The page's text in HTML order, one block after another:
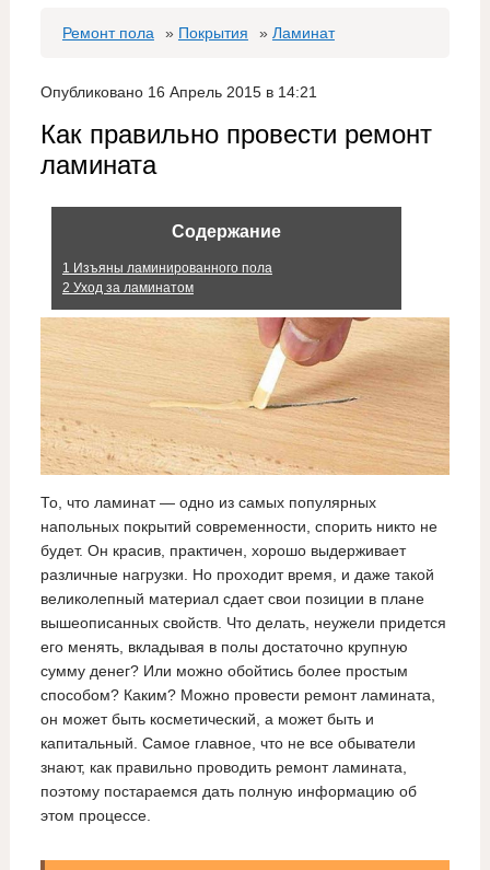
Ремонт пола » Покрытия » Ламинат
Опубликовано 16 Апрель 2015 в 14:21
Как правильно провести ремонт
ламината
Содержание
1 Изъяны ламинированного пола
2 Уход за ламинатом
То, что ламинат — одно из самых популярных
напольных покрытий современности, спорить никто не
будет. Он красив, практичен, хорошо выдерживает
различные нагрузки. Но проходит время, и даже такой
великолепный материал сдает свои позиции в плане
вышеописанных свойств. Что делать, неужели придется
его менять, вкладывая в полы достаточно крупную
сумму денег? Или можно обойтись более простым
способом? Каким? Можно провести ремонт ламината,
он может быть косметический, а может быть и
капитальный. Самое главное, что не все обыватели
знают, как правильно проводить ремонт ламината,
поэтому постараемся дать полную информацию об
этом процессе.